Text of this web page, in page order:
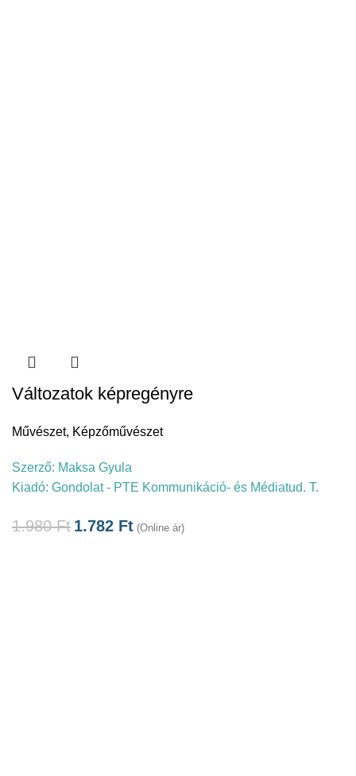
Változatok képregényre
Művészet, Képzőművészet
Szerző: Maksa Gyula
Kiadó: Gondolat - PTE Kommunikáció- és Médiatud. T.
1.980Ft 1.782 Ft (Online ár)